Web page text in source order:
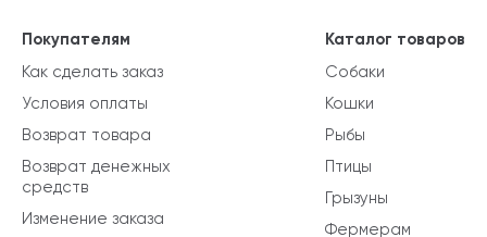
Каталог товаров
Собаки
Кошки
Рыбы
Птицы
Грызуны
Фермерам
Покупателям
Как сделать заказ
Условия оплаты
Возврат товара
Возврат денежных
средств
Изменение заказа